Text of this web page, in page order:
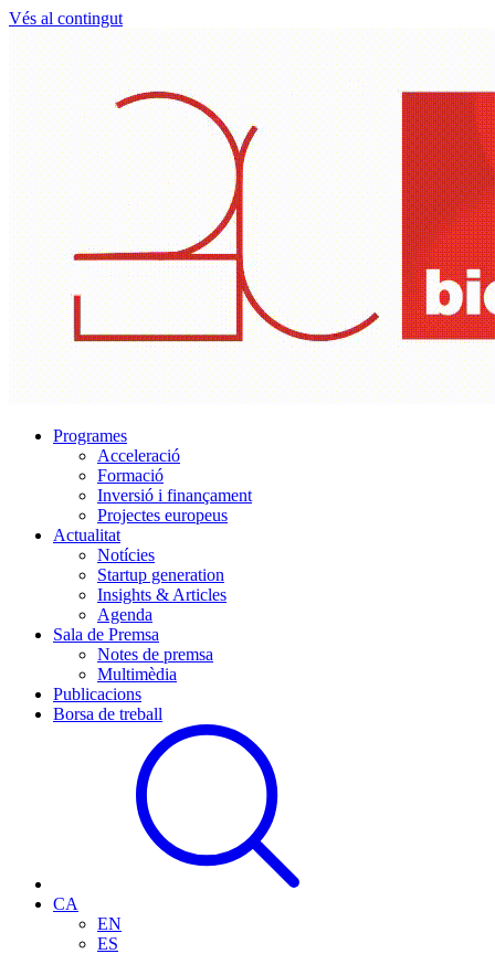
Vés al contingut
Programes
Acceleració
Formació
Inversió i finançament
Projectes europeus
Actualitat
Notícies
Startup generation
Insights & Articles
Agenda
Sala de Premsa
Notes de premsa
Multimèdia
Publicacions
Borsa de treball
CA
EN
ES